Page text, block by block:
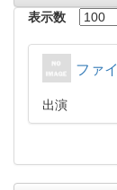
表示数
ファ
出演